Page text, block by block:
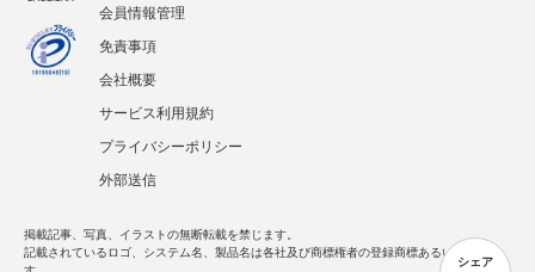
シェア
会員情報管理
免責事項
会社概要
サービス利用規約
プライバシーポリシー
外部送信
掲載記事、写真、イラストの無断転載を禁じます。
記載されているロゴ、システム名、製品名は各社及び商標権者の登録商標あるいは商標で